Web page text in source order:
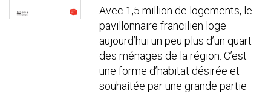
Avec 1,5 million de logements, le
pavillonnaire francilien loge
aujourd’hui un peu plus d’un quart
des ménages de la région. C’est
une forme d’habitat désirée et
souhaitée par une grande partie